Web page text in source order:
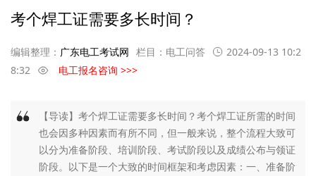
考个焊工证需要多长时间？
编辑整理： 广东电工考试网 栏目： 电工问答
2024-09-13 10:2
8:32
电工报名咨询 >>>
【导读】考个焊工证需要多长时间？考个焊工证所需的时间
也会因多种因素而有所不同，但一般来说，整个流程大致可
以分为准备阶段、培训阶段、考试阶段以及成绩公布与领证
阶段。以下是一个大致的时间框架和考虑因素：一、准备阶